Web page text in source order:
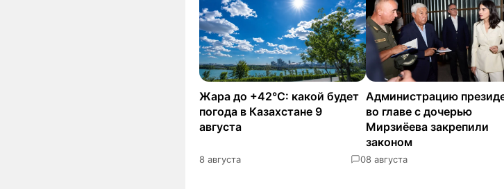
Жара до +42°C: какой будет
погода в Казахстане 9
августа
8 августа 0
Администрацию
во главе с дочерью
Мирзиёева закрепили
законом
8 августа